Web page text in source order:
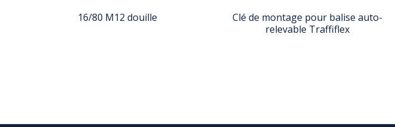
16/80 M12 douille
Clé de montage pour balise auto-
relevable Traffiflex